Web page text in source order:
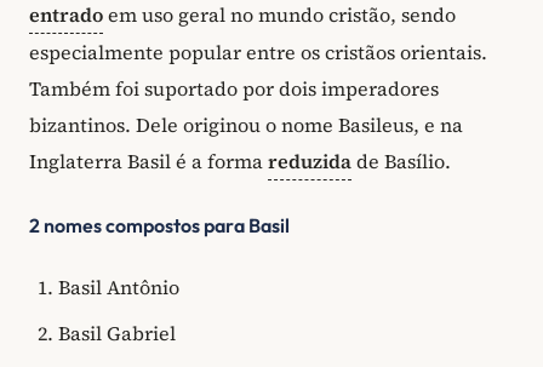
entradoem uso geral no mundo cristão, sendo
especialmente popular entre os cristãos orientais.
Também foi suportado por dois imperadores
bizantinos. Dele originou o nome Basileus, e na
Inglaterra Basil é a formareduzidade Basílio.
2 nomes compostos para Basil
Basil Antônio
Basil Gabriel